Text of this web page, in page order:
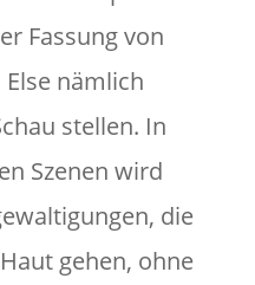
Fassung von
nämlich
stellen. In
Szenen wird
die
gehen, ohne